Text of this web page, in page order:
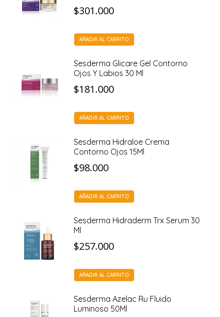
$301.000
AÑADIR AL CARRITO
Sesderma Glicare Gel Contorno
Ojos Y Labios 30 Ml
$181.000
AÑADIR AL CARRITO
Sesderma Hidraloe Crema
Contorno Ojos 15Ml
$98.000
AÑADIR AL CARRITO
Sesderma Hidraderm Trx Serum 30
Ml
$257.000
AÑADIR AL CARRITO
Sesderma Azelac Ru Fluido
Luminoso 50Ml